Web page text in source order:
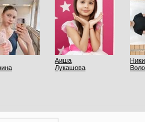
Аиша
Лукашова